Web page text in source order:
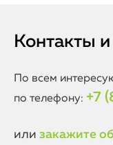
Контакты
По всем
по телефону: +7
или закажите